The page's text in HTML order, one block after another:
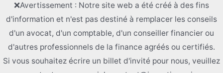
❌Avertissement : Notre site web a été créé à des fins
d'information et n'est pas destiné à remplacer les conseils
d'un avocat, d'un comptable, d'un conseiller financier ou
d'autres professionnels de la finance agréés ou certifiés.
Si vous souhaitez écrire un billet d'invité pour nous, veuillez